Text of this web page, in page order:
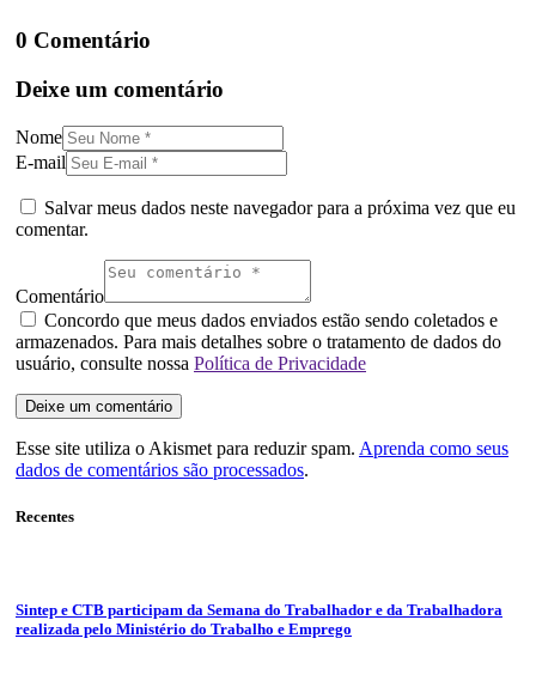
0 Comentário
Deixe um comentário
Nome
E-mail
Salvar meus dados neste navegador para a próxima vez que eu
comentar.
Comentário
Concordo que meus dados enviados estão sendo coletados e
armazenados. Para mais detalhes sobre o tratamento de dados do
usuário, consulte nossa Política de Privacidade
Esse site utiliza o Akismet para reduzir spam. Aprenda como seus
dados de comentários são processados.
Recentes
Sintep e CTB participam da Semana do Trabalhador e da Trabalhadora
realizada pelo Ministério do Trabalho e Emprego